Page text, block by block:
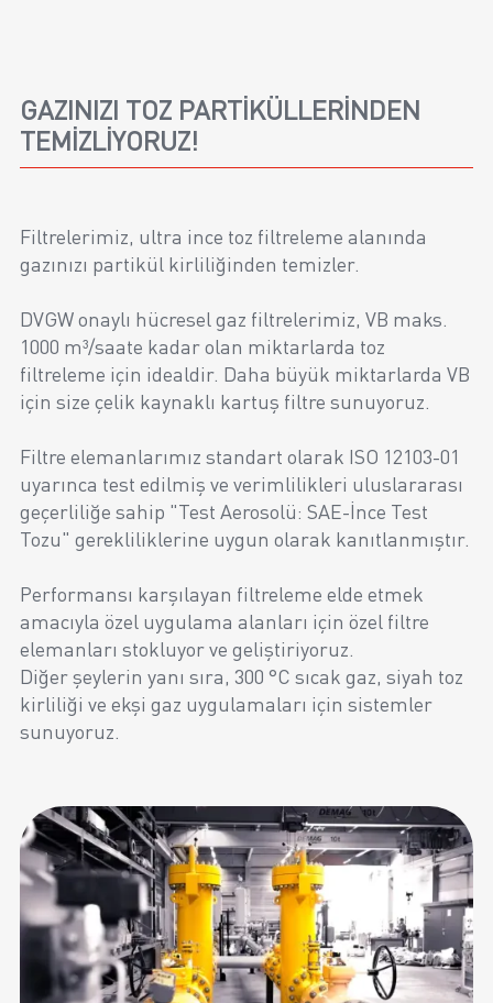
GAZINIZI TOZ PARTIKÜLLERINDEN
TEMIZLIYORUZ!
Filtrelerimiz, ultra ince toz filtreleme alanında
gazınızı partikül kirliliğinden temizler.
DVGW onaylı hücresel gaz filtrelerimiz, VB maks.
1000 m³/saate kadar olan miktarlarda toz
filtreleme için idealdir. Daha büyük miktarlarda VB
için size çelik kaynaklı kartuş filtre sunuyoruz.
Filtre elemanlarımız standart olarak ISO 12103-01
uyarınca test edilmiş ve verimlilikleri uluslararası
geçerliliğe sahip "Test Aerosolü: SAE-İnce Test
Tozu" gerekliliklerine uygun olarak kanıtlanmıştır.
Performansı karşılayan filtreleme elde etmek
amacıyla özel uygulama alanları için özel filtre
elemanları stokluyor ve geliştiriyoruz.
Diğer şeylerin yanı sıra, 300 °C sıcak gaz, siyah toz
kirliliği ve ekşi gaz uygulamaları için sistemler
sunuyoruz.